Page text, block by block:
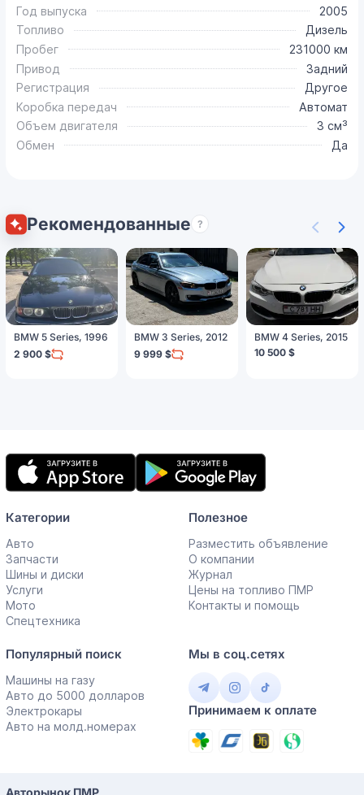
Год выпуска
2005
Топливо
Дизель
Пробег
231000 км
Привод
Задний
Регистрация
Другое
Коробка передач
Автомат
Объем двигателя
3 см³
Обмен
Да
Рекомендованные ?
BMW 5 Series, 1996
2 900 $
BMW 3 Series, 2012
9 999 $
BMW 4 Series, 2015
10 500 $
Мобильное
приложение
Категории
Авто
Запчасти
Шины и диски
Услуги
Мото
Спецтехника
Полезное
Разместить объявление
О компании
Журнал
Цены на топливо ПМР
Контакты и помощь
Популярный поиск
Машины на газу
Авто до 5000 долларов
Электрокары
Авто на молд.номерах
Мы в соц.сетях
Принимаем к оплате